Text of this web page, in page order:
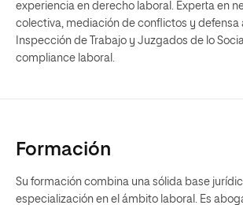
experiencia en derecho laboral. Experta en
colectiva, mediación de conflictos y defensa
Inspección de Trabajo y Juzgados de lo
compliance laboral.
Formación
Su formación combina una sólida base
especialización en el ámbito laboral. Es